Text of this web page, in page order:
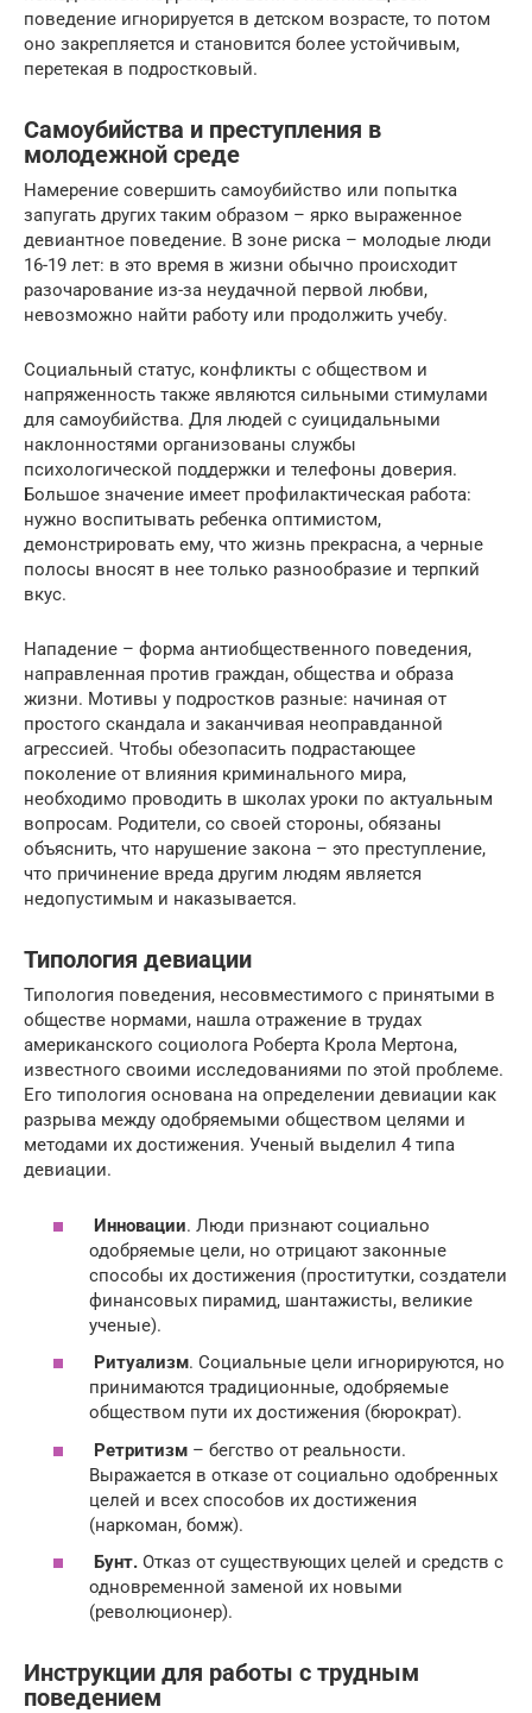
поведение игнорируется в детском возрасте, то потом
оно закрепляется и становится более устойчивым,
перетекая в подростковый.
Самоубийства и преступления в
молодежной среде
Намерение совершить самоубийство или попытка
запугать других таким образом – ярко выраженное
девиантное поведение. В зоне риска – молодые люди
16-19 лет: в это время в жизни обычно происходит
разочарование из-за неудачной первой любви,
невозможно найти работу или продолжить учебу.
Социальный статус, конфликты с обществом и
напряженность также являются сильными стимулами
для самоубийства. Для людей с суицидальными
наклонностями организованы службы
психологической поддержки и телефоны доверия.
Большое значение имеет профилактическая работа:
нужно воспитывать ребенка оптимистом,
демонстрировать ему, что жизнь прекрасна, а черные
полосы вносят в нее только разнообразие и терпкий
вкус.
Нападение – форма антиобщественного поведения,
направленная против граждан, общества и образа
жизни. Мотивы у подростков разные: начиная от
простого скандала и заканчивая неоправданной
агрессией. Чтобы обезопасить подрастающее
поколение от влияния криминального мира,
необходимо проводить в школах уроки по актуальным
вопросам. Родители, со своей стороны, обязаны
объяснить, что нарушение закона – это преступление,
что причинение вреда другим людям является
недопустимым и наказывается.
Типология девиации
Типология поведения, несовместимого с принятыми в
обществе нормами, нашла отражение в трудах
американского социолога Роберта Крола Мертона,
известного своими исследованиями по этой проблеме.
Его типология основана на определении девиации как
разрыва между одобряемыми обществом целями и
методами их достижения. Ученый выделил 4 типа
девиации.
Инновации. Люди признают социально
одобряемые цели, но отрицают законные
способы их достижения (проститутки, создатели
финансовых пирамид, шантажисты, великие
ученые).
Ритуализм. Социальные цели игнорируются, но
принимаются традиционные, одобряемые
обществом пути их достижения (бюрократ).
Ретритизм – бегство от реальности.
Выражается в отказе от социально одобренных
целей и всех способов их достижения
(наркоман, бомж).
Бунт. Отказ от существующих целей и средств с
одновременной заменой их новыми
(революционер).
Инструкции для работы с трудным
поведением